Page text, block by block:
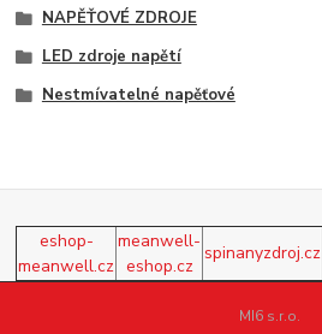
NAPĚŤOVÉ ZDROJE
LED zdroje napětí
Nestmívatelné napěťové
eshop-
meanwell.cz
meanwell-
eshop.cz
spinanyzdroj.cz
MI6 s.r.o.